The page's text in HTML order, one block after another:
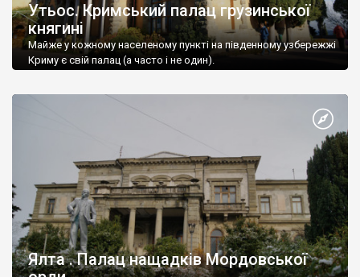
Утьос. Кримський палац грузинської
княгині
Майже у кожному населеному пункті на південному узбережжі
Криму є свій палац (а часто і не один).
Ялта . Палац нащадків Мордовської